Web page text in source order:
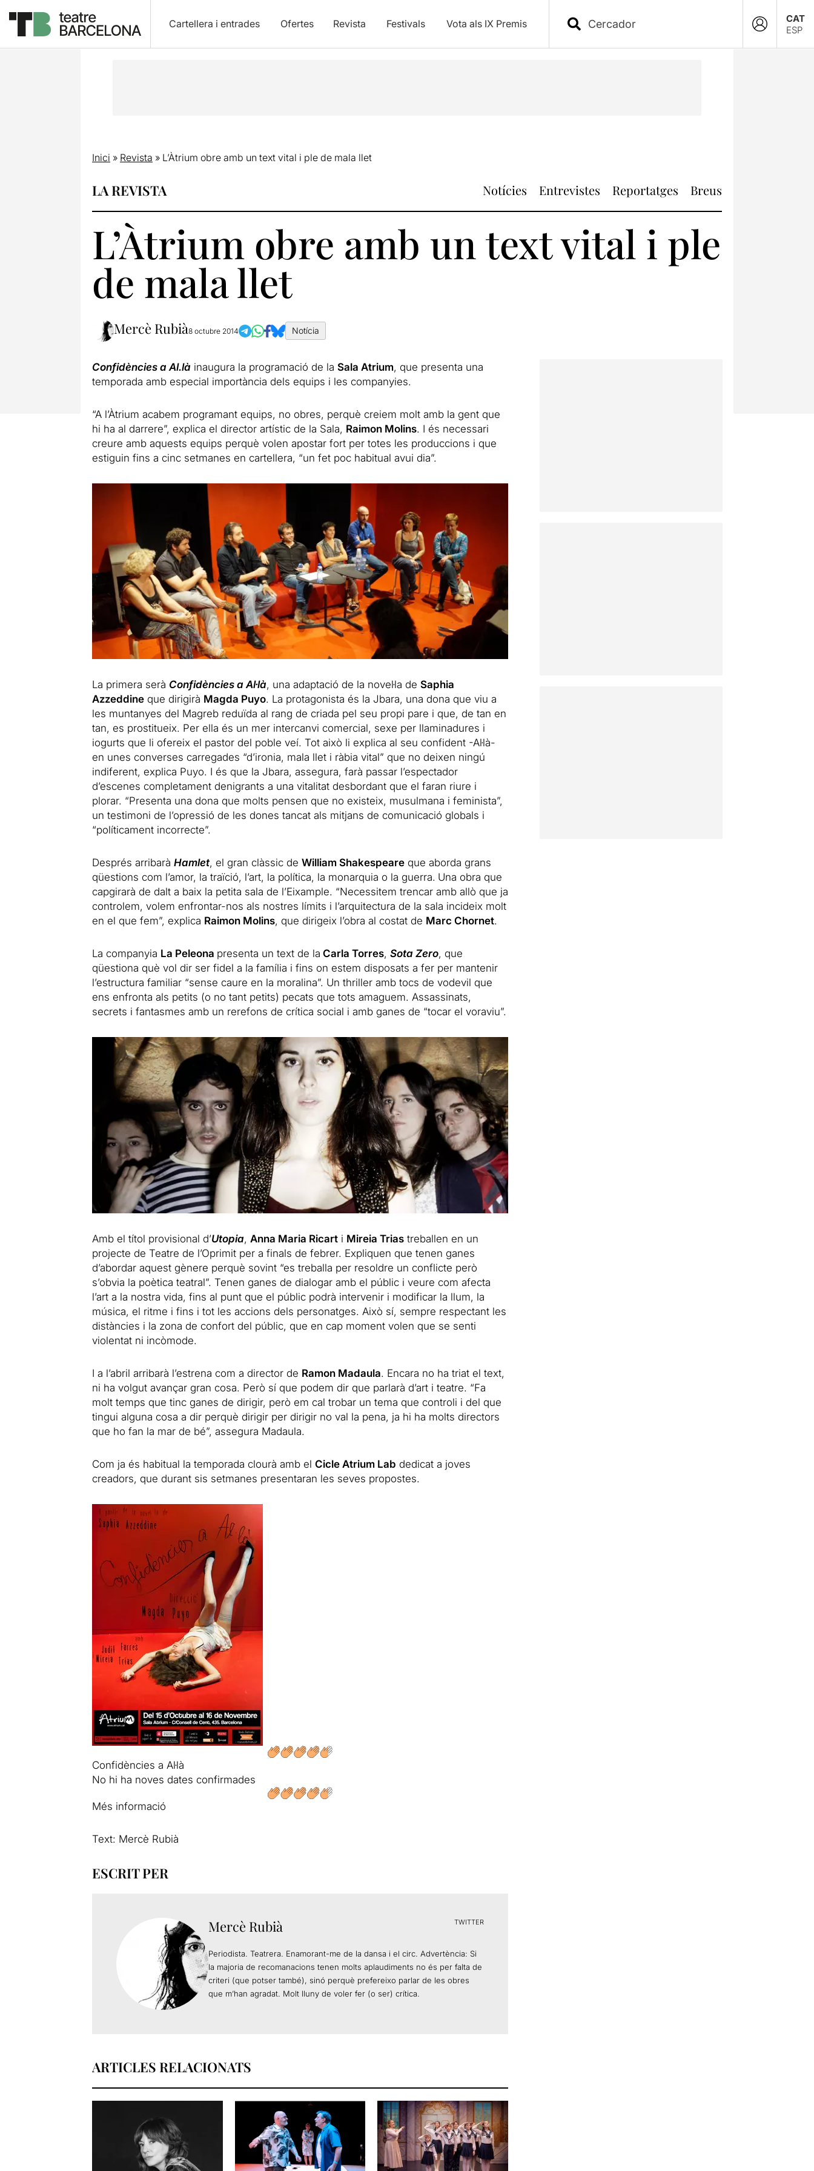
Cartellera i entrades Ofertes Revista Festivals Vota als IX Premis
CAT
ESP
Inici » Revista » L’Àtrium obre amb un text vital i ple de mala llet
LA REVISTA Notícies Entrevistes Reportatges Breus
L’Àtrium obre amb un text vital i ple
de mala llet
Mercè Rubià8 octubre 2014 Notícia
Confidències a Al.là inaugura la programació de la Sala Atrium, que presenta una
temporada amb especial importància dels equips i les companyies.
“A l’Àtrium acabem programant equips, no obres, perquè creiem molt amb la gent que
hi ha al darrere”, explica el director artístic de la Sala, Raimon Molins. I és necessari
creure amb aquests equips perquè volen apostar fort per totes les produccions i que
estiguin fins a cinc setmanes en cartellera, “un fet poc habitual avui dia”.
La primera serà Confidències a Al·là, una adaptació de la novel·la de Saphia
Azzeddineque dirigirà Magda Puyo. La protagonista és la Jbara, una dona que viu a
les muntanyes del Magreb reduïda al rang de criada pel seu propi pare i que, de tan en
tan, es prostitueix. Per ella és un mer intercanvi comercial, sexe per llaminadures i
iogurts que li ofereix el pastor del poble veí. Tot això li explica al seu confident -Al·là-
en unes converses carregades “d’ironia, mala llet i ràbia vital” que no deixen ningú
indiferent, explica Puyo. I és que la Jbara, assegura, farà passar l’espectador
d’escenes completament denigrants a una vitalitat desbordant que el faran riure i
plorar. “Presenta una dona que molts pensen que no existeix, musulmana i feminista”,
un testimoni de l’opressió de les dones tancat als mitjans de comunicació globals i
“políticament incorrecte”.
Després arribarà Hamlet, el gran clàssic de William Shakespeareque aborda grans
qüestions com l’amor, la traïció, l’art, la política, la monarquia o la guerra. Una obra que
capgirarà de dalt a baix la petita sala de l’Eixample. “Necessitem trencar amb allò que ja
controlem, volem enfrontar-nos als nostres límits i l’arquitectura de la sala incideix molt
en el que fem”, explica Raimon Molins, que dirigeix l’obra al costat de Marc Chornet.
La companyia La Peleona presenta un text de la Carla Torres, Sota Zero, que
qüestiona què vol dir ser fidel a la família i fins on estem disposats a fer per mantenir
l’estructura familiar “sense caure en la moralina”. Un thriller amb tocs de vodevil que
ens enfronta als petits (o no tant petits) pecats que tots amaguem. Assassinats,
secrets i fantasmes amb un rerefons de crítica social i amb ganes de “tocar el voraviu”.
Amb el títol provisional d’Utopia, Anna Maria Ricarti Mireia Triastreballen en un
projecte de Teatre de l’Oprimit per a finals de febrer. Expliquen que tenen ganes
d’abordar aquest gènere perquè sovint “es treballa per resoldre un conflicte però
s’obvia la poètica teatral”. Tenen ganes de dialogar amb el públic i veure com afecta
l’art a la nostra vida, fins al punt que el públic podrà intervenir i modificar la llum, la
música, el ritme i fins i tot les accions dels personatges. Això sí, sempre respectant les
distàncies i la zona de confort del públic, que en cap moment volen que se senti
violentat ni incòmode.
I a l’abril arribarà l’estrena com a director de Ramon Madaula. Encara no ha triat el text,
ni ha volgut avançar gran cosa. Però sí que podem dir que parlarà d’art i teatre. “Fa
molt temps que tinc ganes de dirigir, però em cal trobar un tema que controli i del que
tingui alguna cosa a dir perquè dirigir per dirigir no val la pena, ja hi ha molts directors
que ho fan la mar de bé”, assegura Madaula.
Com ja és habitual la temporada clourà amb el Cicle Atrium Lab dedicat a joves
creadors, que durant sis setmanes presentaran les seves propostes.
Confidències a Al·là
No hi ha noves dates confirmades
Més informació
Text: Mercè Rubià
ESCRIT PER
Mercè Rubià TWITTER
Periodista. Teatrera. Enamorant-me de la dansa i el circ. Advertència: Si
la majoria de recomanacions tenen molts aplaudiments no és per falta de
criteri (que potser també), sinó perquè prefereixo parlar de les obres
que m’han agradat. Molt lluny de voler fer (o ser) crítica.
ARTICLES RELACIONATS